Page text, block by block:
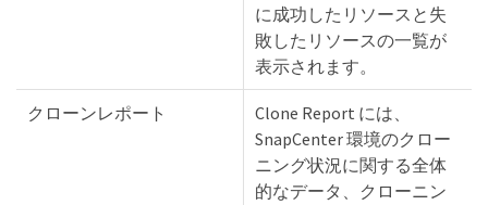
に成功したリソースと失
敗したリソースの一覧が
表示されます。
クローンレポート
Clone Report には、
SnapCenter 環境のクロー
ニング状況に関する全体
的なデータ、クローニン